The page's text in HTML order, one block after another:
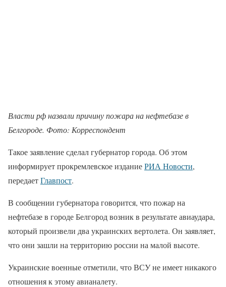
Власти рф назвали причину пожара на нефтебазе в
Белгороде. Фото: Корреспондент
Такое заявление сделал губернатор города. Об этом
информирует прокремлевское изданиеРИА Новости,
передаетГлавпост.
В сообщении губернатора говорится, что пожар на
нефтебазе в городе Белгород возник в результате авиаудара,
который произвели два украинских вертолета. Он заявляет,
что они зашли на территорию россии на малой высоте.
Украинские военные отметили, что ВСУ не имеет никакого
отношения к этому авианалету.